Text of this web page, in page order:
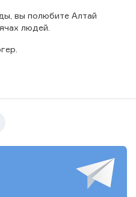
вы полюбите Алтай
людей.